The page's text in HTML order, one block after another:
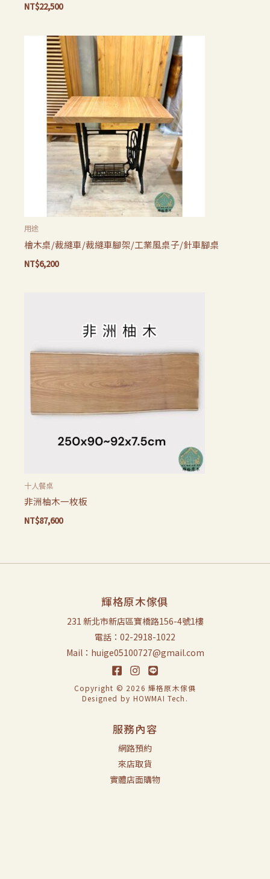
NT$22,500
用途
檜木桌/裁縫車/裁縫車腳架/工業風桌子/針車腳桌
NT$6,200
十人餐桌
非洲柚木一枚板
NT$87,600
輝格原木傢俱
231 新北市新店區寶橋路156-4號1樓
電話：02-2918-1022
Mail：huige05100727@gmail.com
Copyright © 2026 輝格原木傢俱
Designed by HOWMAI Tech .
服務內容
網路預約
來店取貨
實體店面購物